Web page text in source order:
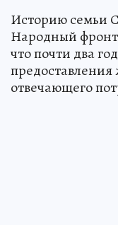
Историю семьи
Народный
что почти два
отвечающего